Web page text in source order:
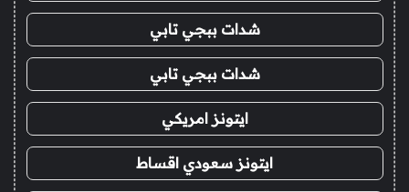
شدات ببجي تابي
شدات ببجي تابي
ايتونز امريكي
ايتونز سعودي اقساط